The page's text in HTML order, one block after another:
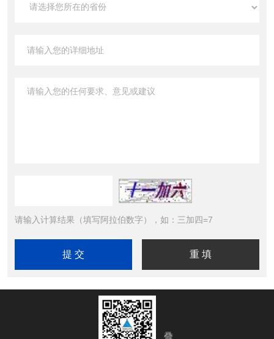
请输入计算结果（填写阿拉伯数字），如：三加四=7